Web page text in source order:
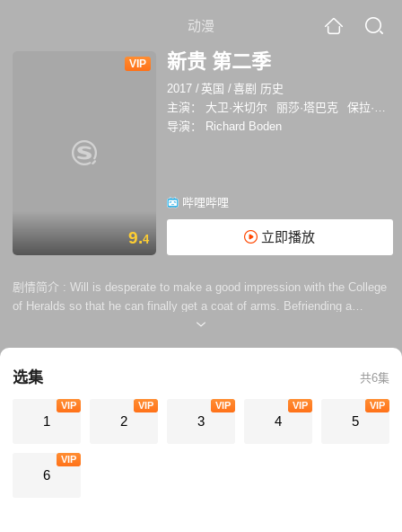
动漫
VIP
9.4
新贵 第二季
2017 / 英国 /喜剧 历史
主演：
大卫·米切尔 丽莎·塔巴克
保拉·威尔科克斯
导演：
Richard Boden
哔哩哔哩
立即播放
剧情简介 : Will is desperate to make a good impression with the College
of Heralds so that he can finally get a coat of arms. Befriending a
dashing African prince by the name of Otello may provide Will with the
选集 共6集
1
VIP
2
VIP
3
VIP
4
VIP
5
VIP
6
VIP